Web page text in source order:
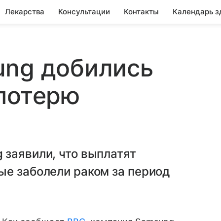
Лекарства Консультации Контакты Календарь
добились
что выплатят
заболели раком за период